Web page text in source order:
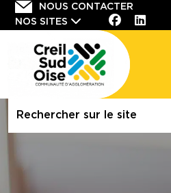
NOUS CONTACTER
NOS SITES
Rechercher
Panneau de gestion des cookies